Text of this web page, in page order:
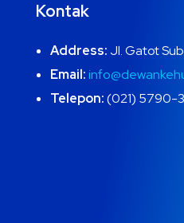
Kontak
Address: Jl. Gatot
Email:
Telepon:(021) 5790-